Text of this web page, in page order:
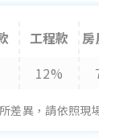
工程款
房屋
12%
差異，請依照現場